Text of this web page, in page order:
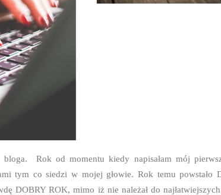
Rok od momentu kiedy napisałam mój
tym co siedzi w mojej głowie. Rok temu powstało
DOBRY ROK, mimo iż nie należał do
dla mnie roków. Zostałam Mamą i tym